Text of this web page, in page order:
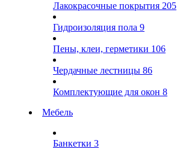
Лакокрасочные покрытия 205
Гидроизоляция пола 9
Пены, клеи, герметики 106
Чердачные лестницы 86
Комплектующие для окон 8
Мебель
Банкетки 3